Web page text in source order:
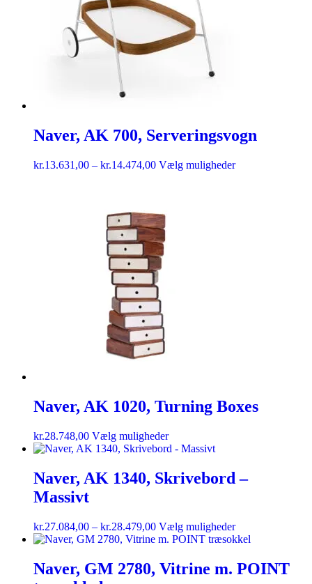
Naver, AK 700, Serveringsvogn
kr.13.631,00 – kr.14.474,00 Vælg muligheder
Naver, AK 1020, Turning Boxes
kr.28.748,00 Vælg muligheder
Naver, AK 1340, Skrivebord –
Massivt
kr.27.084,00 – kr.28.479,00 Vælg muligheder
Naver, GM 2780, Vitrine m. POINT